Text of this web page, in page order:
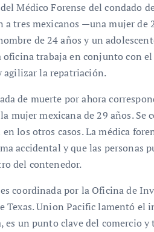
Médico Forense del condado
tres mexicanos —una mujer de
de 24 años y un
oficina trabaja en conjunto con
agilizar la repatriación.
de muerte por ahora
mujer mexicana de 29 años. Se
los otros casos. La médica
accidental y que las personas
del contenedor.
coordinada por la Oficina de
Texas. Union Pacific lamentó el
es un punto clave del comercio